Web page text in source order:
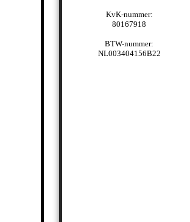
KvK-nummer:
80167918
BTW-nummer:
NL003404156B22